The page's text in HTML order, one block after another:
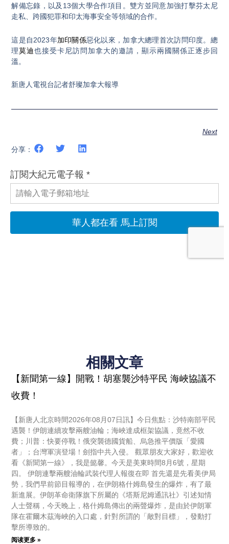
解備忘錄，以及13個大學合作項目。雙方並同意加強打擊芬太尼
走私、跨國犯罪和印太海事安全等領域的合作。
這是自2023年加印關係惡化以來，加拿大總理首次訪問印度。總
理莫迪也接受卡尼訪問加拿大的邀請，顯示兩國關係正逐步回
溫。
新唐人電視台記者舒璨加拿大報導
Next
分享：
相關文章
【新聞第一線】開戰！胡塞襲沙特平民 海峽協議不
收費！
【新唐人北京時間2026年08月07日訊】今日焦點：沙特南部平民
遇襲！伊朗連續攻擊兩艘油輪；海峽達成框架協議，竟然不收
費；川普：快要停戰！俄突襲德國貨船、烏急推平價版「愛國
者」；台灣軍演登場！劍指中共入侵。 觀眾朋友大家好，歡迎收
看《新聞第一線》，我是懿馨。今天是美東時間8月6號，星期
四。 伊朗連擊兩艘油輪武裝代理人報復在即 首先還是先看美伊局
勢，我們早前節目報導的，在伊朗格什姆島發生的爆炸，有了最
新進展。伊朗革命衛隊旗下所屬的《塔斯尼姆通訊社》引述知情
人士聲稱，今天晚上，格什姆島傳出的兩聲爆炸，是由於伊朗軍
隊在霍爾木茲海峽的入口處，針對所謂的「敵對目標」，發動打
擊所導致的。
阅读更多 »